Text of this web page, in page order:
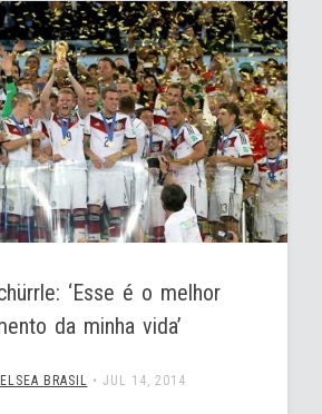
‘Esse é o melhor
da minha vida’
BRASIL • JUL 14, 2014